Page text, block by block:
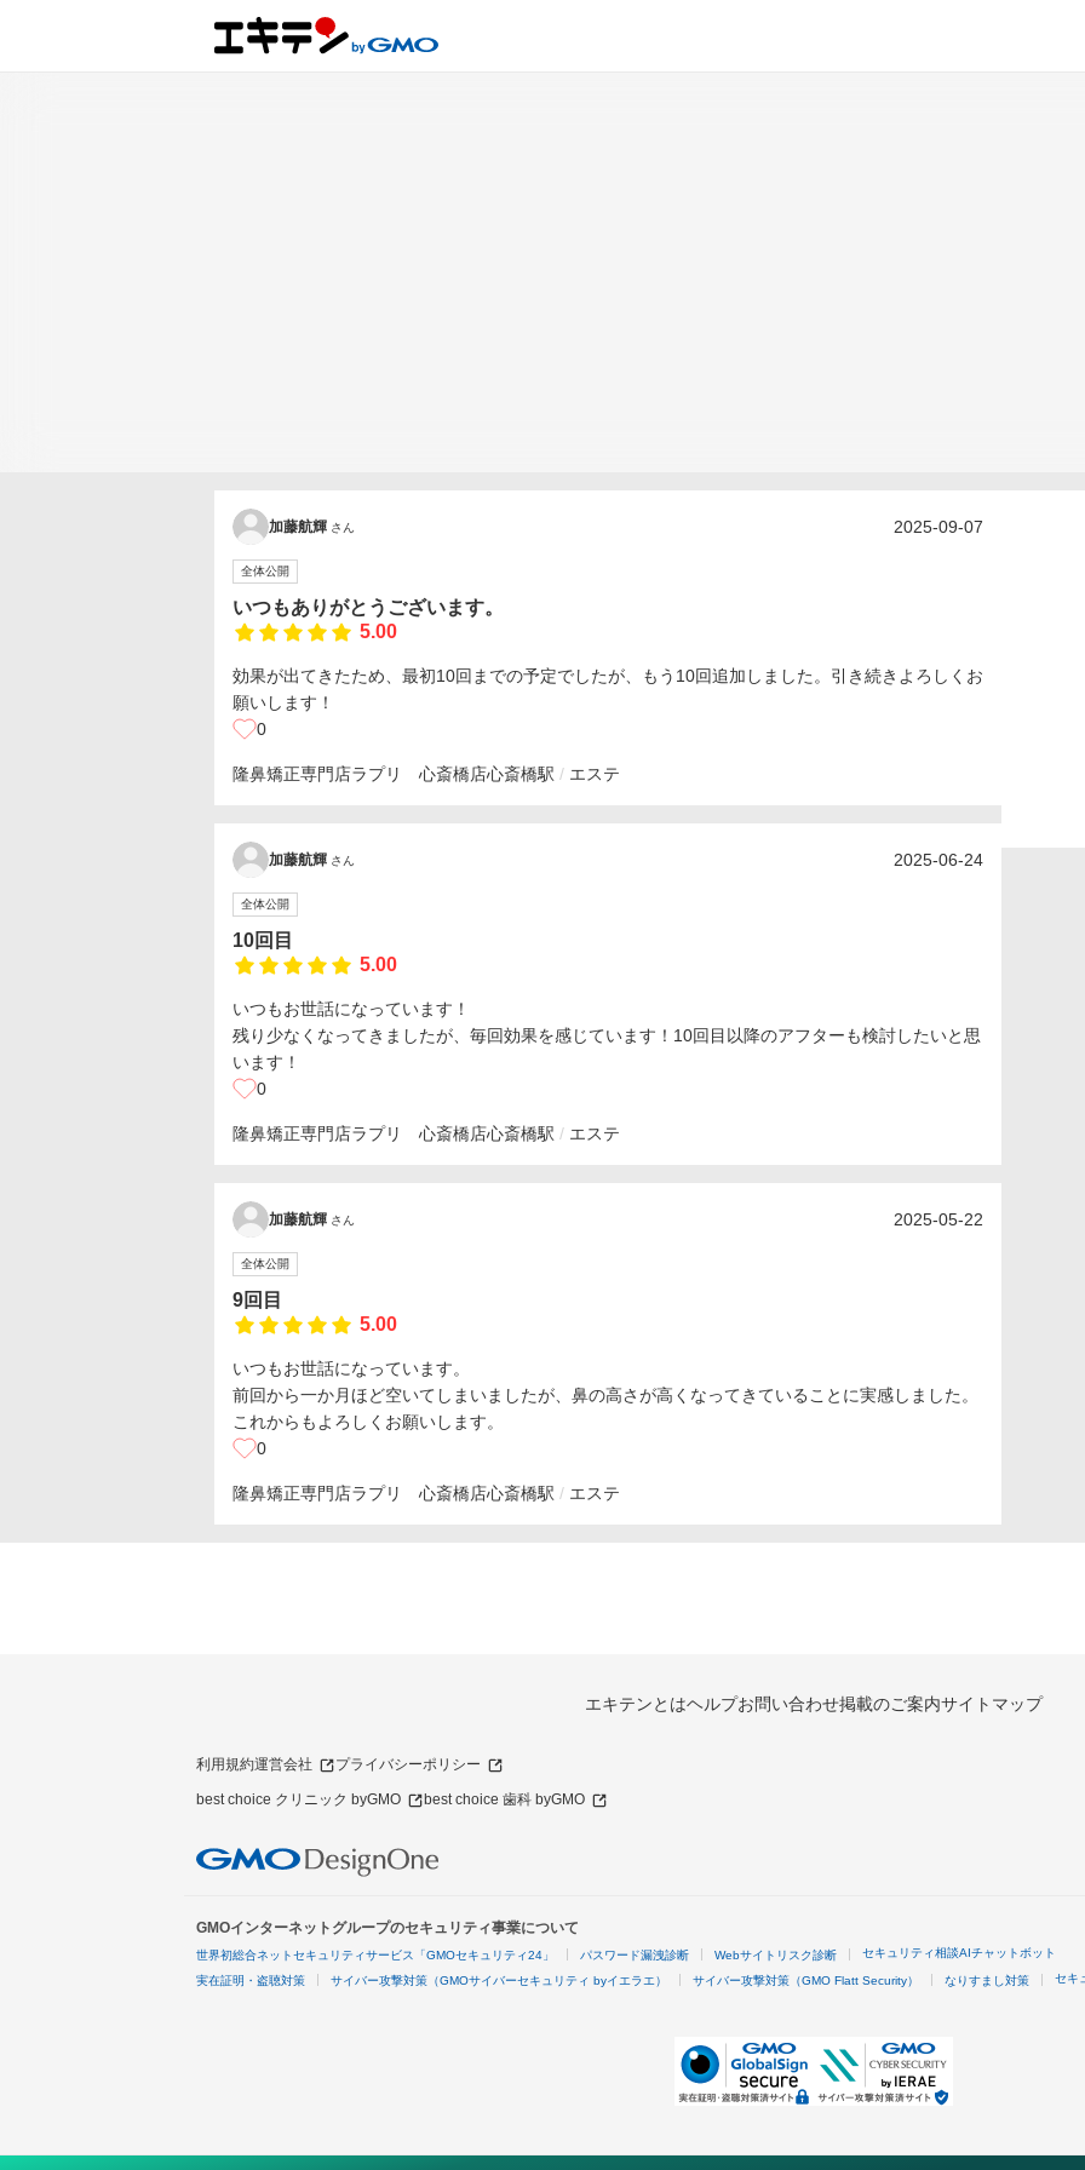
加藤航輝 さん 2025-09-07
全体公開
いつもありがとうございます。
5.00
効果が出てきたため、最初10回までの予定でしたが、もう10回追加しました。引き続きよろしくお
願いします！
0
隆鼻矯正専門店ラプリ 心斎橋店心斎橋駅 エステ
加藤航輝 さん 2025-06-24
全体公開
10回目
5.00
いつもお世話になっています！
残り少なくなってきましたが、毎回効果を感じています！10回目以降のアフターも検討したいと思
います！
0
隆鼻矯正専門店ラプリ 心斎橋店心斎橋駅 エステ
加藤航輝 さん 2025-05-22
全体公開
9回目
5.00
いつもお世話になっています。
前回から一か月ほど空いてしまいましたが、鼻の高さが高くなってきていることに実感しました。
これからもよろしくお願いします。
0
隆鼻矯正専門店ラプリ 心斎橋店心斎橋駅 エステ
エキテンとはヘルプお問い合わせ掲載のご案内サイトマップ
利用規約運営会社 プライバシーポリシー
best choice クリニック byGMO best choice 歯科 byGMO
GMOインターネットグループのセキュリティ事業について
世界初総合ネットセキュリティサービス「GMOセキュリティ24」 パスワード漏洩診断 Webサイトリスク診断 セキュリティ相談AIチャットボット
実在証明・盗聴対策 サイバー攻撃対策（GMOサイバーセキュリティ byイエラエ） サイバー攻撃対策（GMO Flatt Security） なりすまし対策 セキ